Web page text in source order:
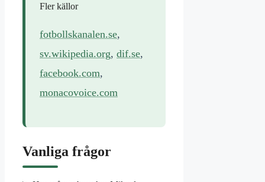
Fler källor
fotbollskanalen.se,
sv.wikipedia.org, dif.se,
facebook.com,
monacovoice.com
Vanliga frågor